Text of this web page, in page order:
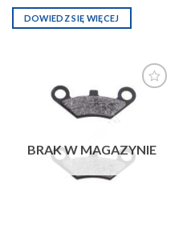
DOWIEDZ SIĘ WIĘCEJ
BRAK W MAGAZYNIE